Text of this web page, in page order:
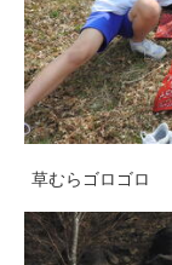
草むらゴロゴロ